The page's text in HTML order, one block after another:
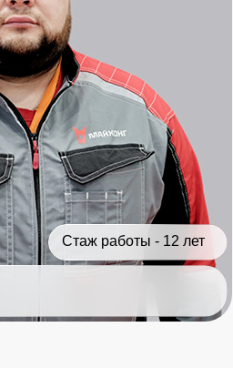
Стаж работы - 12 лет